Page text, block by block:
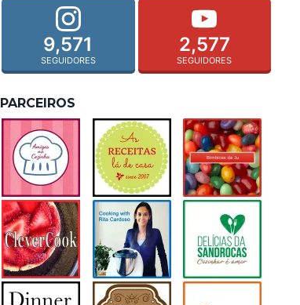
9,571
SEGUIDORES
2,577
SEGUIDORES
PARCEIROS